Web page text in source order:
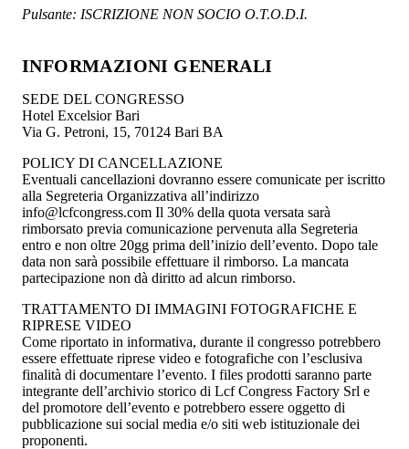
Pulsante: ISCRIZIONE NON SOCIO O.T.O.D.I.
INFORMAZIONI GENERALI
SEDE DEL CONGRESSO
Hotel Excelsior Bari
Via G. Petroni, 15, 70124 Bari BA
POLICY DI CANCELLAZIONE
Eventuali cancellazioni dovranno essere comunicate per iscritto
alla Segreteria Organizzativa all’indirizzo
info@lcfcongress.com Il 30% della quota versata sarà
rimborsato previa comunicazione pervenuta alla Segreteria
entro e non oltre 20gg prima dell’inizio dell’evento. Dopo tale
data non sarà possibile effettuare il rimborso. La mancata
partecipazione non dà diritto ad alcun rimborso.
TRATTAMENTO DI IMMAGINI FOTOGRAFICHE E
RIPRESE VIDEO
Come riportato in informativa, durante il congresso potrebbero
essere effettuate riprese video e fotografiche con l’esclusiva
finalità di documentare l’evento. I files prodotti saranno parte
integrante dell’archivio storico di Lcf Congress Factory Srl e
del promotore dell’evento e potrebbero essere oggetto di
pubblicazione sui social media e/o siti web istituzionale dei
proponenti.